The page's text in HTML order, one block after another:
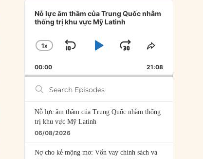
Audio
Player
Nỗ lực âm thầm của Trung Quốc nhằm
thống trị khu vực Mỹ Latinh
CHANGE
RATE
1X
SKIP
BACKWARD
PLAYJUMP
FORWARD
SHARE
EPISODE
00:00 21:08
Search
Episodes
Nỗ lực âm thầm của Trung Quốc nhằm thống
trị khu vực Mỹ Latinh
06/08/2026
Nợ cho kẻ mộng mơ: Vốn vay chính sách và